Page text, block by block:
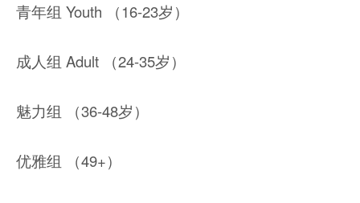
青年组 Youth （16-23岁）
成人组 Adult （24-35岁）
魅力组 （36-48岁）
优雅组 （49+）